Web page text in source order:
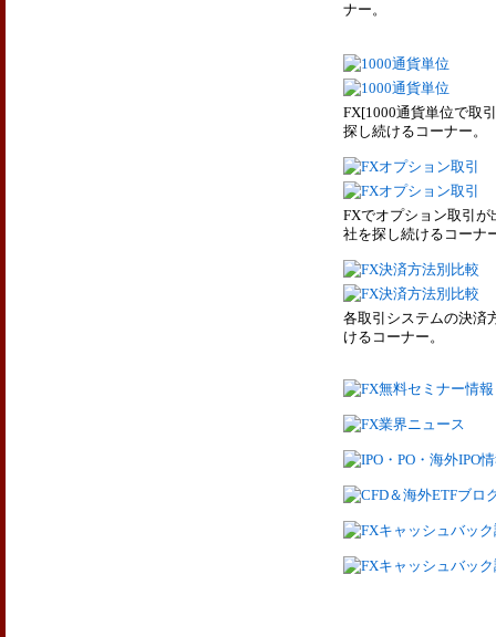
ナー。
FX[1000通貨単位で取
探し続けるコーナー。
FXでオプション取引が
社を探し続けるコーナ
各取引システムの決済
けるコーナー。